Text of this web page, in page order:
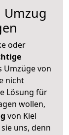
Umzug
oder
Umzüge von
nicht
Lösung für
wollen,
von Kiel
uns, denn